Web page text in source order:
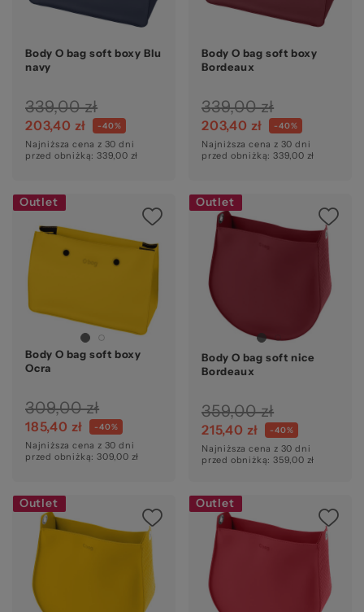
Body O bag soft boxy Blu
navy
339,00 zł
203,40 zł -40%
Najniższa cena z 30 dni
przed obniżką: 339,00 zł
Body O bag soft boxy
Bordeaux
339,00 zł
203,40 zł -40%
Najniższa cena z 30 dni
przed obniżką: 339,00 zł
Outlet
Body O bag soft boxy
Ocra
309,00 zł
185,40 zł -40%
Najniższa cena z 30 dni
przed obniżką: 309,00 zł
Outlet
Body O bag soft nice
Bordeaux
359,00 zł
215,40 zł -40%
Najniższa cena z 30 dni
przed obniżką: 359,00 zł
Outlet Outlet